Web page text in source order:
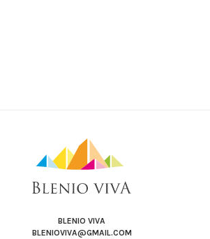
BLENIO VIVA
BLENIOVIVA@GMAIL.COM